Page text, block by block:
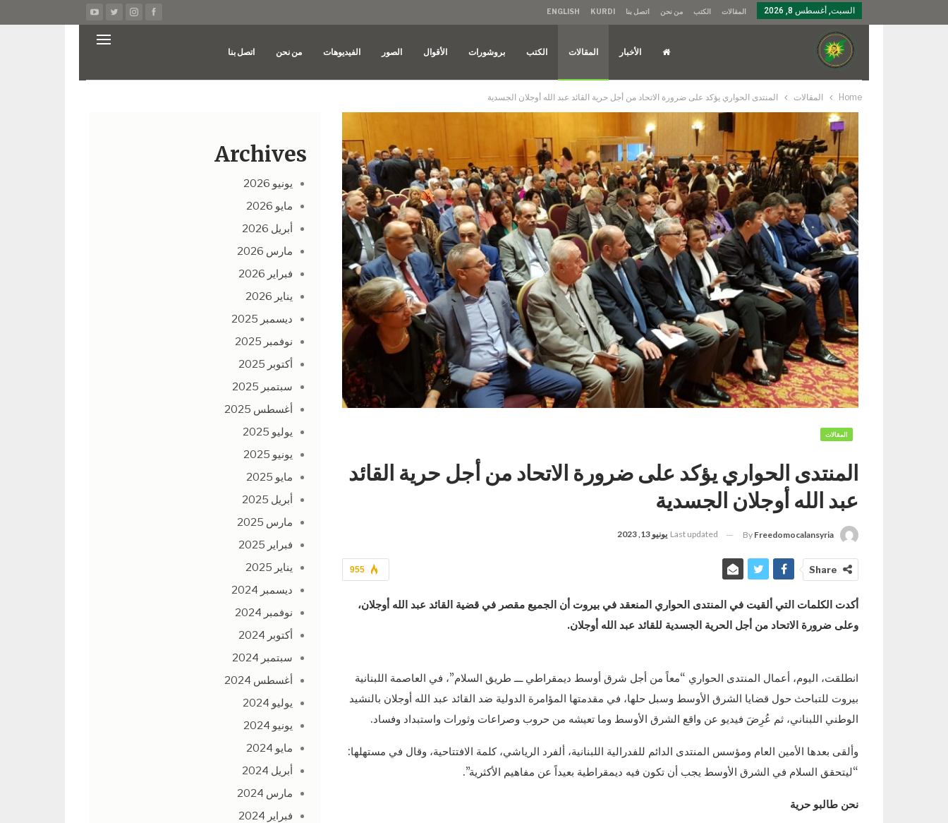
السبت, أغسطس 8, 2026 المقالات الكتب من نحن اتصل بنا KURDI
ENGLISH
الأخبار المقالات الكتب بروشورات الأقوال الصور الفيديوهات من نحن اتصل بنا
Home المقالات المنتدى الحواري يؤكد على ضرورة الاتحاد من أجل حرية القائد عبد الله أوجلان الجسدية
المقالات
المنتدى الحواري يؤكد على ضرورة الاتحاد من أجل حرية القائد
عبد الله أوجلان الجسدية
By Freedomocalansyria
Last updated يونيو 13, 2023
955 Share
أكدت الكلمات التي ألقيت في المنتدى الحواري المنعقد في بيروت أن الجميع مقصر في قضية القائد عبد الله أوجلان،
وعلى ضرورة الاتحاد من أجل الحرية الجسدية للقائد عبد الله أوجلان.
انطلقت، اليوم، أعمال المنتدى الحواري “معاً من أجل شرق أوسط ديمقراطي ـــ طريق السلام”، في العاصمة اللبنانية
بيروت للتباحث حول قضايا الشرق الأوسط وسبل حلها، في مقدمتها المؤامرة الدولية ضد القائد عبد الله أوجلان بالنشيد
الوطني اللبناني، ثم عُرِضَ فيديو عن واقع الشرق الأوسط وما تعيشه من حروب وصراعات وثورات واستبداد وفساد.
وألقى بعدها الأمين العام ومؤسس المنتدى الدائم للفدرالية اللبنانية، ألفرد الرياشي، كلمة الافتتاحية، وقال في مستهلها:
“ليتحقق السلام في الشرق الأوسط يجب أن تكون فيه ديمقراطية بعيداً عن مفاهيم الأكثرية”.
نحن طالبو حرية
Archives
يونيو 2026
مايو 2026
أبريل 2026
مارس 2026
فبراير 2026
يناير 2026
ديسمبر 2025
نوفمبر 2025
أكتوبر 2025
سبتمبر 2025
أغسطس 2025
يوليو 2025
يونيو 2025
مايو 2025
أبريل 2025
مارس 2025
فبراير 2025
يناير 2025
ديسمبر 2024
نوفمبر 2024
أكتوبر 2024
سبتمبر 2024
أغسطس 2024
يوليو 2024
يونيو 2024
مايو 2024
أبريل 2024
مارس 2024
فبراير 2024